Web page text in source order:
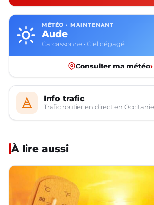
MÉTÉO · MAINTENANT
Aude
Carcassonne · Ciel dégagé
Consulter ma météo›
Info trafic
Trafic routier en direct en Occitanie
À lire aussi